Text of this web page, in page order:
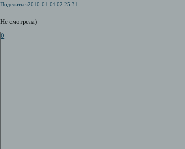
Поделиться2010-01-04 02:25:31
Не смотрела)
0